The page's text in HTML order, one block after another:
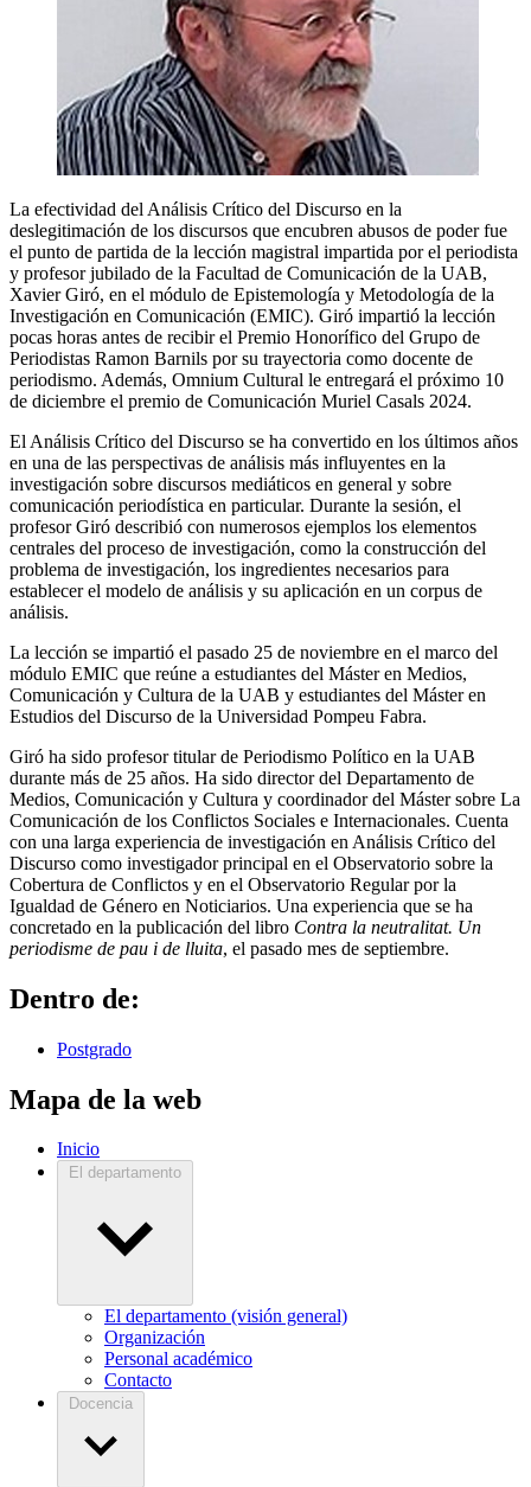
La efectividad del Análisis Crítico del Discurso en la
deslegitimación de los discursos que encubren abusos de poder fue
el punto de partida de la lección magistral impartida por el periodista
y profesor jubilado de la Facultad de Comunicación de la UAB,
Xavier Giró, en el módulo de Epistemología y Metodología de la
Investigación en Comunicación (EMIC). Giró impartió la lección
pocas horas antes de recibir el Premio Honorífico del Grupo de
Periodistas Ramon Barnils por su trayectoria como docente de
periodismo. Además, Omnium Cultural le entregará el próximo 10
de diciembre el premio de Comunicación Muriel Casals 2024.
El Análisis Crítico del Discurso se ha convertido en los últimos años
en una de las perspectivas de análisis más influyentes en la
investigación sobre discursos mediáticos en general y sobre
comunicación periodística en particular. Durante la sesión, el
profesor Giró describió con numerosos ejemplos los elementos
centrales del proceso de investigación, como la construcción del
problema de investigación, los ingredientes necesarios para
establecer el modelo de análisis y su aplicación en un corpus de
análisis.
La lección se impartió el pasado 25 de noviembre en el marco del
módulo EMIC que reúne a estudiantes del Máster en Medios,
Comunicación y Cultura de la UAB y estudiantes del Máster en
Estudios del Discurso de la Universidad Pompeu Fabra.
Giró ha sido profesor titular de Periodismo Político en la UAB
durante más de 25 años. Ha sido director del Departamento de
Medios, Comunicación y Cultura y coordinador del Máster sobre La
Comunicación de los Conflictos Sociales e Internacionales. Cuenta
con una larga experiencia de investigación en Análisis Crítico del
Discurso como investigador principal en el Observatorio sobre la
Cobertura de Conflictos y en el Observatorio Regular por la
Igualdad de Género en Noticiarios. Una experiencia que se ha
concretado en la publicación del libro Contra la neutralitat. Un
periodisme de pau i de lluita, el pasado mes de septiembre.
Dentro de:
Postgrado
Mapa de la web
Inicio
El departamento
El departamento (visión general)
Organización
Personal académico
Contacto
Docencia